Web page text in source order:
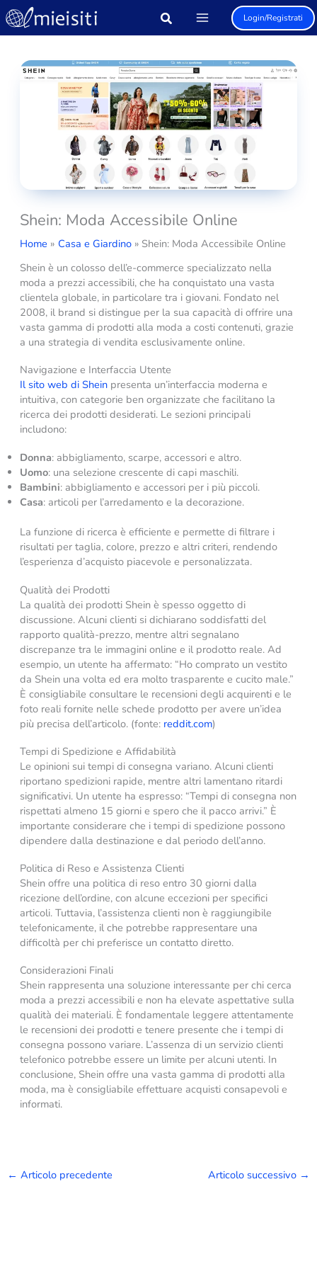
Vai
al
contenuto
Login/Registrati
Shein: Moda Accessibile Online
Home Casa e Giardino
Shein: Moda Accessibile Online
Shein è un colosso dell’e-commerce specializzato nella
moda a prezzi accessibili, che ha conquistato una vasta
clientela globale, in particolare tra i giovani. Fondato nel
2008, il brand si distingue per la sua capacità di offrire una
vasta gamma di prodotti alla moda a costi contenuti, grazie
a una strategia di vendita esclusivamente online.​
Navigazione e Interfaccia Utente
Il sito web di Sheinpresenta un’interfaccia moderna e
intuitiva, con categorie ben organizzate che facilitano la
ricerca dei prodotti desiderati. Le sezioni principali
includono:​
Donna: abbigliamento, scarpe, accessori e altro.​
Uomo: una selezione crescente di capi maschili.​
Bambini: abbigliamento e accessori per i più piccoli.​
Casa: articoli per l’arredamento e la decorazione.​
La funzione di ricerca è efficiente e permette di filtrare i
risultati per taglia, colore, prezzo e altri criteri, rendendo
l’esperienza d’acquisto piacevole e personalizzata.​
Qualità dei Prodotti
La qualità dei prodotti Shein è spesso oggetto di
discussione. Alcuni clienti si dichiarano soddisfatti del
rapporto qualità-prezzo, mentre altri segnalano
discrepanze tra le immagini online e il prodotto reale. Ad
esempio, un utente ha affermato: “Ho comprato un vestito
da Shein una volta ed era molto trasparente e cucito male.”
È consigliabile consultare le recensioni degli acquirenti e le
foto reali fornite nelle schede prodotto per avere un’idea
più precisa dell’articolo.​ (fonte: reddit.com)
Tempi di Spedizione e Affidabilità
Le opinioni sui tempi di consegna variano. Alcuni clienti
riportano spedizioni rapide, mentre altri lamentano ritardi
significativi. Un utente ha espresso: “Tempi di consegna non
rispettati almeno 15 giorni e spero che il pacco arrivi.” È
importante considerare che i tempi di spedizione possono
dipendere dalla destinazione e dal periodo dell’anno.
Politica di Reso e Assistenza Clienti
Shein offre una politica di reso entro 30 giorni dalla
ricezione dell’ordine, con alcune eccezioni per specifici
articoli. Tuttavia, l’assistenza clienti non è raggiungibile
telefonicamente, il che potrebbe rappresentare una
difficoltà per chi preferisce un contatto diretto.
Considerazioni Finali
Shein rappresenta una soluzione interessante per chi cerca
moda a prezzi accessibili e non ha elevate aspettative sulla
qualità dei materiali. È fondamentale leggere attentamente
le recensioni dei prodotti e tenere presente che i tempi di
consegna possono variare. L’assenza di un servizio clienti
telefonico potrebbe essere un limite per alcuni utenti. In
conclusione, Shein offre una vasta gamma di prodotti alla
moda, ma è consigliabile effettuare acquisti consapevoli e
informati.
← Articolo precedente Articolo successivo →